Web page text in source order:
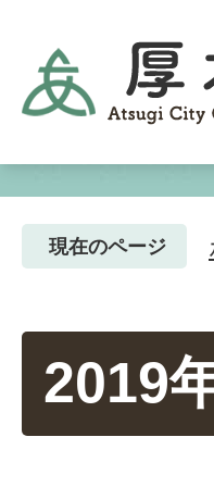
現在のページ
2019